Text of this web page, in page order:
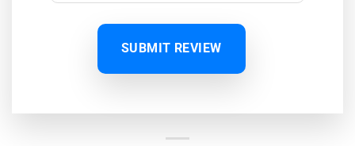
SUBMIT REVIEW